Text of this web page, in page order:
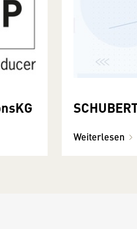
Weiterlesen